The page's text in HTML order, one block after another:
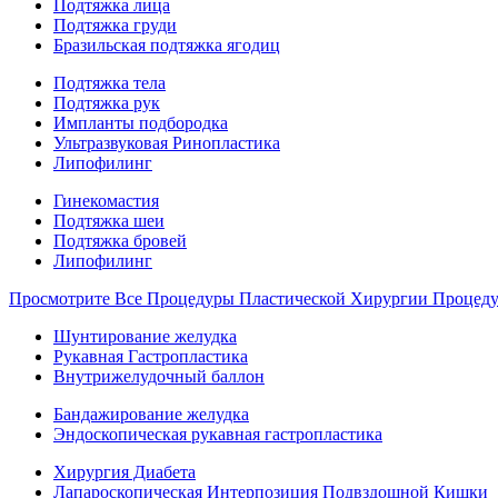
Подтяжка лица
Подтяжка груди
Бразильская подтяжка ягодиц
Подтяжка тела
Подтяжка рук
Импланты подбородка
Ультразвуковая Ринопластика
Липофилинг
Гинекомастия
Подтяжка шеи
Подтяжка бровей
Липофилинг
Просмотрите Все Процедуры Пластической Хирургии
Шунтирование желудка
Рукавная Гастропластика
Внутрижелудочный баллон
Бандажирование желудка
Эндоскопическая рукавная гастропластика
Хирургия Диабета
Лапароскопическая Интерпозиция Подвздошной Кишки